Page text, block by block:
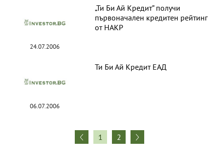
24.07.2006
„Ти Би Ай Кредит” получи
първоначален кредитен рейтинг
от НАКР
06.07.2006
Ти Би Ай Кредит ЕАД
1 2